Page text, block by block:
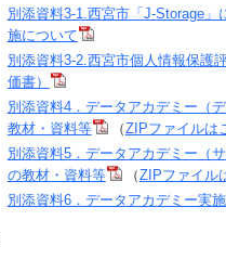
別添資料3-1.西宮市「J-Storage」
施について
別添資料3-2.西宮市個人情報保護
価書）
別添資料4．データアカデミー（
教材・資料等
（ZIPファイルは
別添資料5．データアカデミー（サ
の教材・資料等
（ZIPファイル
別添資料6．データアカデミー実